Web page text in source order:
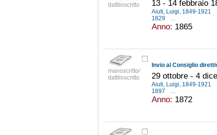
dattiloscritto
13 - 14 febbraio
Aiuti, Luigi, 1849-1921
1829
...
Anno: 1865
manoscritto/
dattiloscritto
29 ottobre - 4
Aiuti, Luigi, 1849-1921
1897
...
Anno: 1872